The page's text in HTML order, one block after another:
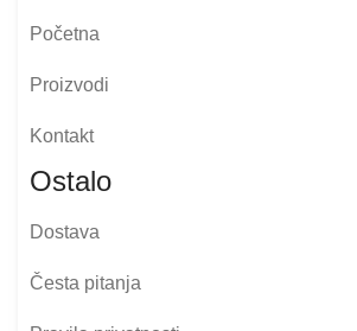
Početna
Proizvodi
Kontakt
Ostalo
Dostava
Česta pitanja